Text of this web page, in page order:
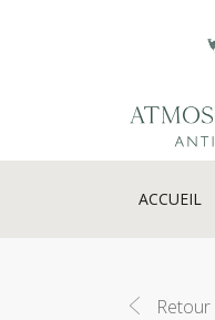
ACCUEIL
Retour